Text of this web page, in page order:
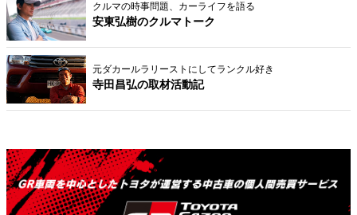
クルマの時事問題、カーライフを語る
安東弘樹のクルマトーク
元ダカールラリーストにしてランクル好き
寺田昌弘の取材活動記